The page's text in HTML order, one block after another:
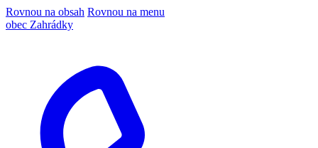
Rovnou na obsah Rovnou na menu
obec Zahrádky